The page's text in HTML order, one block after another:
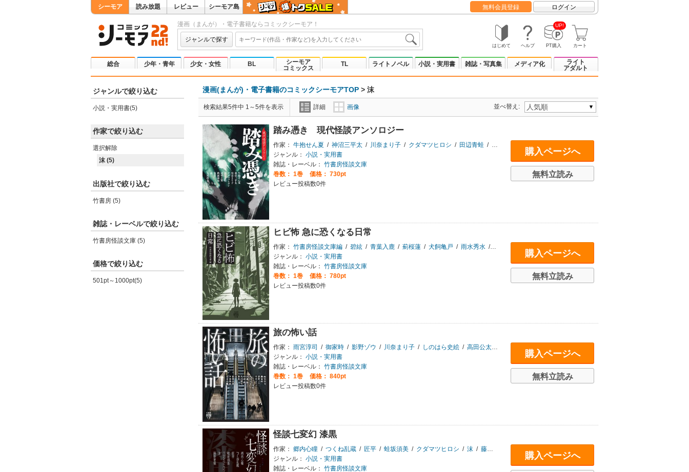
シーモア 読み放題 レビュー シーモア島 無料会員登録 ログイン
漫画（まんが）・電子書籍ならコミックシーモア！
ジャンルで探す
はじめて ヘルプ
UP!
PT購入 カート
総合 少年・青年 少女・女性 BL
シーモア
コミックス
TL ライトノベル 小説・実用書 雑誌・写真集 メディア化
ライト
アダルト
ジャンルで絞り込む
小説・実用書(5)
作家で絞り込む
選択解除
沫 (5)
出版社で絞り込む
竹書房 (5)
雑誌・レーベルで絞り込む
竹書房怪談文庫 (5)
価格で絞り込む
501pt～1000pt(5)
漫画(まんが)・電子書籍のコミックシーモアTOP > 沫
検索結果5件中 1～5件を表示 詳細 画像 並べ替え:
踏み憑き 現代怪談アンソロジー
作家： 牛抱せん夏 / 神沼三平太 / 川奈まり子 / クダマツヒロシ / 田辺青蛙 / 司翆々稟 西浦和也
ジャンル： 小説・実用書
雑誌・レーベル： 竹書房怪談文庫
巻数： 1巻
価格： 730pt
レビュー投稿数0件
購入ページへ
無料立読み
ヒビ怖 急に恐くなる日常
作家： 竹書房怪談文庫編 / 碧絃 / 青葉入鹿 / 薊桜蓮 / 犬飼亀戸 / 雨水秀水 /
ジャンル： 小説・実用書
雑誌・レーベル： 竹書房怪談文庫
巻数： 1巻
価格： 780pt
レビュー投稿数0件
購入ページへ
無料立読み
旅の怖い話
作家： 雨宮淳司 / 御家時 / 影野ゾウ / 川奈まり子 / しのはら史絵 / 高田公太 / 中村朔
ジャンル： 小説・実用書
雑誌・レーベル： 竹書房怪談文庫
巻数： 1巻
価格： 840pt
レビュー投稿数0件
購入ページへ
無料立読み
怪談七変幻 漆黒
作家： 郷内心瞳 / つくね乱蔵 / 匠平 / 蛙坂須美 / クダマツヒロシ / 沫 / 藤野夏楓
ジャンル： 小説・実用書
雑誌・レーベル： 竹書房怪談文庫
購入ページへ